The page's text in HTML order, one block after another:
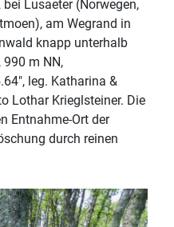
Lusaeter (Norwegen,
am Wegrand in
knapp unterhalb
990 m NN,
leg. Katharina &
Lothar Krieglsteiner. Die
Entnahme-Ort der
durch reinen